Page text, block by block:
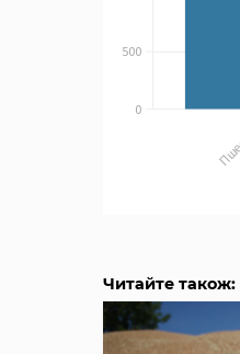
Читайте також: